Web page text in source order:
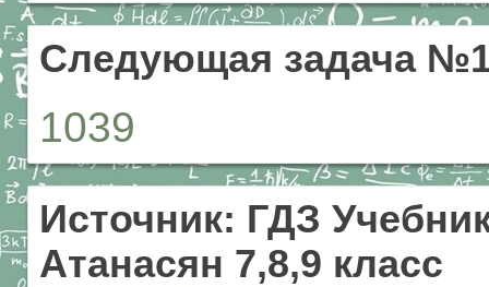
Следующая задача
1039
Источник: ГДЗ
Атанасян 7,8,9 класс